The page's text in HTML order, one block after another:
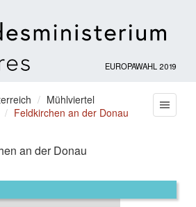
EUROPAWAHL 2019
Mühlviertel
Feldkirchen an der Donau
an der Donau